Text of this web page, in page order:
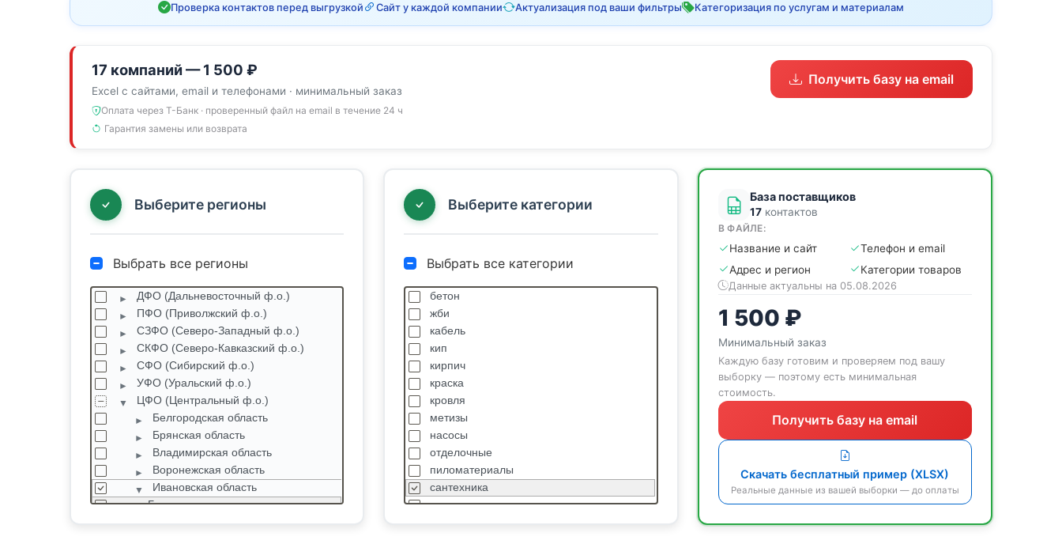
Проверка контактов перед выгрузкой Сайт у каждой компании Актуализация под ваши фильтры Категоризация по услугам и материалам
17 компаний — 1 500 ₽
Excel с сайтами, email и телефонами · минимальный заказ
Получить базу на email
Оплата через Т-Банк · проверенный файл на email в течение 24 ч
Гарантия замены или возврата
Выберите регионы
Выбрать все регионы
ДФО (Дальневосточный ф.о.)
ПФО (Приволжский ф.о.)
СЗФО (Северо-Западный ф.о.)
СКФО (Северо-Кавказский ф.о.)
СФО (Сибирский ф.о.)
УФО (Уральский ф.о.)
ЦФО (Центральный ф.о.)
Белгородская область
Брянская область
Владимирская область
Воронежская область
Ивановская область
Беляницы
Выберите категории
Выбрать все категории
бетон
жби
кабель
кип
кирпич
краска
кровля
метизы
насосы
отделочные
пиломатериалы
сантехника
спецодежда
База поставщиков
17контактов
В ФАЙЛЕ:
Название и сайт
Телефон и email
Адрес и регион
Категории товаров
Данные актуальны на 05.08.2026
1 500 ₽
Минимальный заказ
Каждую базу готовим и проверяем под вашу
выборку — поэтому есть минимальная
стоимость.
Получить базу на email
Скачать бесплатный пример (XLSX)
Реальные данные из вашей выборки — до оплаты